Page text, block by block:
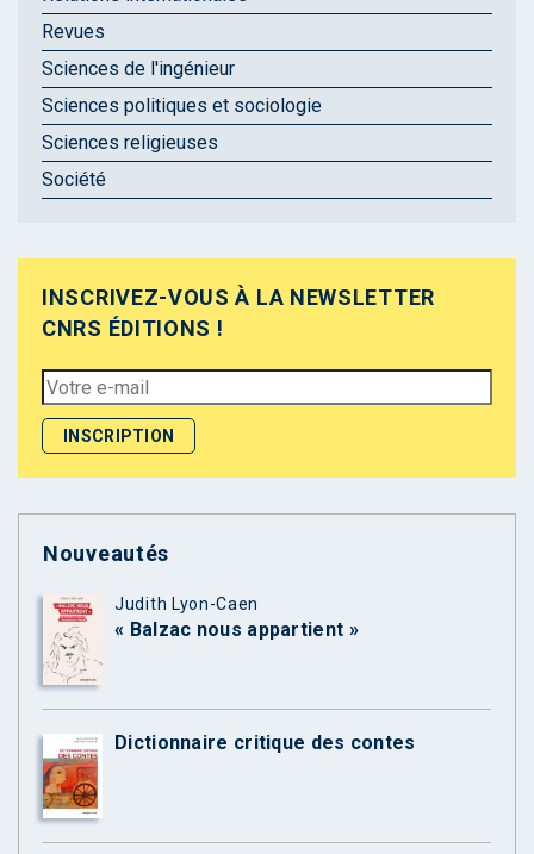
Revues
Sciences de l'ingénieur
Sciences politiques et sociologie
Sciences religieuses
Société
INSCRIVEZ-VOUS À LA NEWSLETTER
CNRS ÉDITIONS !
Nouveautés
Judith Lyon-Caen
« Balzac nous appartient »
Dictionnaire critique des contes